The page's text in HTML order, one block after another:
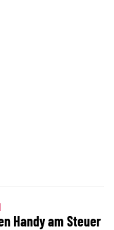
Handy am Steuer